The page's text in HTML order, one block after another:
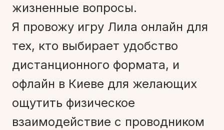
жизненные вопросы.
Я провожу игру Лила онлайн для
тех, кто выбирает удобство
дистанционного формата, и
офлайн в Киеве для желающих
ощутить физическое
взаимодействие с проводником